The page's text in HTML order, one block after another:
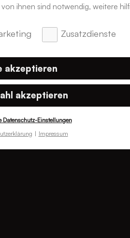
ihnen sind notwendig, weitere
Zusatzdienste
akzeptieren
akzeptieren
Datenschutz-Einstellungen
Impressum
Meet Volker
Im Frontend zu Hause.
Mit Liebe zur
Frontend-Entwickler